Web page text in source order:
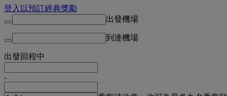
登入以預訂經典獎勵
出發機場
到達機場
出發回程中
-